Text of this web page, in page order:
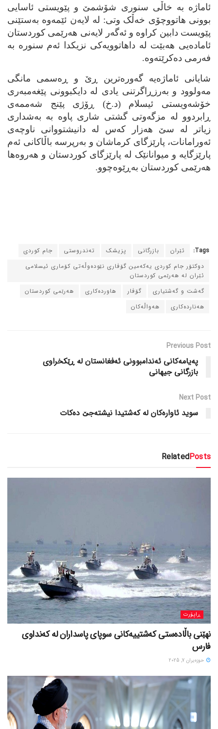
ئاماژه‌ به‌ خاڵی سنوری شۆشمێ و پێویستی ئاسایی
بوونی هاتووچۆی خه‌ڵک وتی: له‌ لایه‌ن ئێمه‌وه‌ به‌ستێنی
پێویست دابین کراوه‌ و ئه‌گه‌ر لایه‌نی هه‌رێمی کوردستان
ئاماده‌یی هه‌بێت له‌ داهاتوویه‌کی نزیکدا ئه‌م سنوره‌ به‌
فه‌رمی ده‌کرێته‌وه‌.
شایانی ئاماژه‌یه‌ گه‌وره‌ترین ڕێ و ڕه‌سمی مانگی
مه‌ولوود و به‌رزڕاگرتنی یادی له‌ دایکبوونی پێغه‌مبه‌ری
خۆشه‌ویستی ئیسلام (د.خ) ڕۆژی پێنج شه‌ممه‌ی
ڕابردوو له‌ مزگه‌وتی گشتی شاری پاوه‌ به‌ به‌شداری
زیاتر له‌ سێ هه‌زار که‌س له‌ دانیشتووانی ناوچه‌ی
ئه‌ورامانات، پارێزگای کرماشان و به‌رپرسه‌ باڵاکانی ئه‌م
پارێزگایه‌ و میوانانێک له‌ پارێزگای کوردستان و هه‌روه‌ها
هه‌رێمی کوردستان به‌ڕێوه‌چوو.
Tags: ئێران بازرگانی پزیشک ته‌ندروستی
جام کوردی
دوکتۆر جام کوردی یه‌که‌مین گۆڤاری نێوده‌وڵه‌تی کۆماری ئیسلامی
ئێران له‌ هه‌رێمی کوردستان
گه‌شت و گه‌شتیاری
گۆڤار هاورده‌کاری
هه‌رێمی کوردستان
هه‌نارده‌کاری
هه‌واڵه‌کان
Previous Post
په‌یامه‌کانی ئه‌ندامبوونی ئه‌فغانستان له‌ ڕێکخراوی
بازرگانی جیهانی
Next Post
سوید ئاواره‌کان له‌ که‌شتیدا نیشته‌جێ ده‌کات
RelatedPosts
ڕاپۆرت
نهێنی باڵادەستی کەشتییەکانی سوپای پاسداران لە کەنداوی
فارس
حوزه‌یران 7, 2025